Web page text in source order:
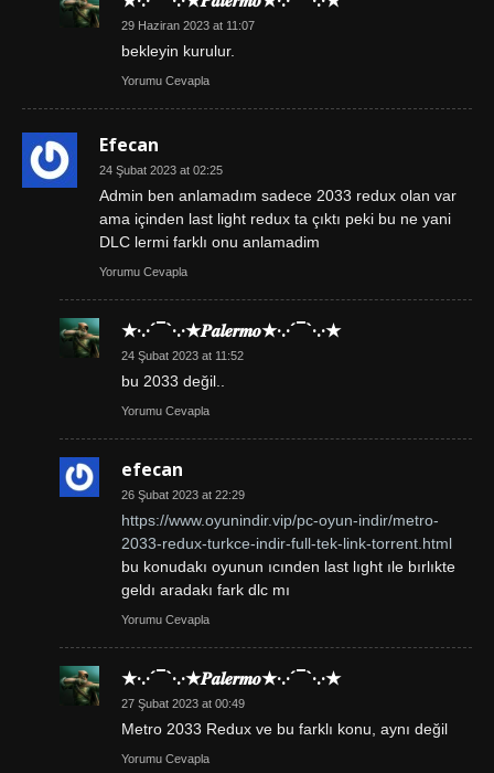
29 Haziran 2023 at 11:07
bekleyin kurulur.
Yorumu Cevapla
Efecan
24 Şubat 2023 at 02:25
Admin ben anlamadım sadece 2033 redux olan var
ama içinden last light redux ta çıktı peki bu ne yani
DLC lermi farklı onu anlamadim
Yorumu Cevapla
★·.·´¯`·.·★𝑷𝒂𝒍𝒆𝒓𝒎𝒐★·.·´¯`·.·★
24 Şubat 2023 at 11:52
bu 2033 değil..
Yorumu Cevapla
efecan
26 Şubat 2023 at 22:29
https://www.oyunindir.vip/pc-oyun-indir/metro-
2033-redux-turkce-indir-full-tek-link-torrent.html
bu konudakı oyunun ıcınden last lıght ıle bırlıkte
geldı aradakı fark dlc mı
Yorumu Cevapla
★·.·´¯`·.·★𝑷𝒂𝒍𝒆𝒓𝒎𝒐★·.·´¯`·.·★
27 Şubat 2023 at 00:49
Metro 2033 Redux ve bu farklı konu, aynı değil
Yorumu Cevapla